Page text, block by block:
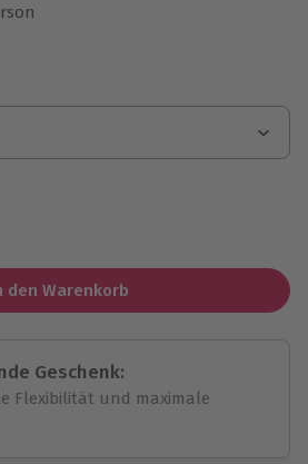
den Warenkorb
Geschenk:
Flexibilität und maximale